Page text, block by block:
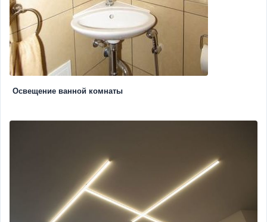
Освещение ванной комнаты